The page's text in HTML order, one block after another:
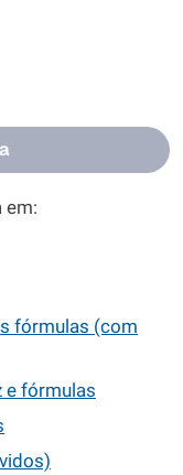
em:
fórmulas (com
e fórmulas